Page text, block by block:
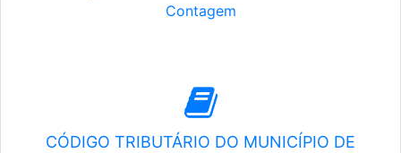
Contagem
CÓDIGO TRIBUTÁRIO DO MUNICÍPIO DE